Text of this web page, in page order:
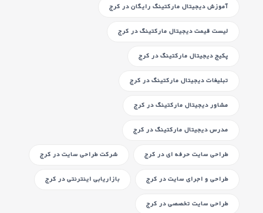
آموزش دیجیتال مارکتینگ رایگاندر کرج
لیست قیمت دیجیتال مارکتینگدر کرج
پکیج دیجیتال مارکتینگدر کرج
تبلیغات دیجیتال مارکتینگدر کرج
مشاور دیجیتال مارکتینگدر کرج
مدرس دیجیتال مارکتینگدر کرج
طراحی سایت حرفه ایدر کرج شرکت طراحی سایتدر کرج
طراحی و اجرای سایتدر کرج بازاریابی اینترنتیدر کرج
طراحی سایت تخصصیدر کرج